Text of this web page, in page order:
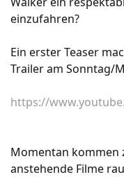
einzufahren?
Ein erster Teaser
Trailer am Sonntag/
https://
Momentan kommen
anstehende Filme